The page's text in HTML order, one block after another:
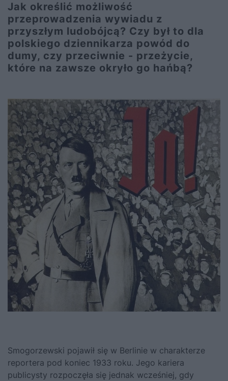
Jak określić możliwość
przeprowadzenia wywiadu z
przyszłym ludobójcą? Czy był to dla
polskiego dziennikarza powód do
dumy, czy przeciwnie - przeżycie,
które na zawsze okryło go hańbą?
Smogorzewski pojawił się w Berlinie w charakterze
reportera pod koniec 1933 roku. Jego kariera
publicysty rozpoczęła się jednak wcześniej, gdy